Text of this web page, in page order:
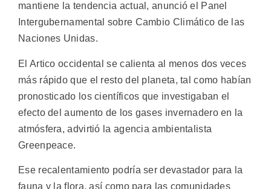
mantiene la tendencia actual, anunció el Panel
Intergubernamental sobre Cambio Climático de las
Naciones Unidas.
El Artico occidental se calienta al menos dos veces
más rápido que el resto del planeta, tal como habían
pronosticado los científicos que investigaban el
efecto del aumento de los gases invernadero en la
atmósfera, advirtió la agencia ambientalista
Greenpeace.
Ese recalentamiento podría ser devastador para la
fauna y la flora, así como para las comunidades